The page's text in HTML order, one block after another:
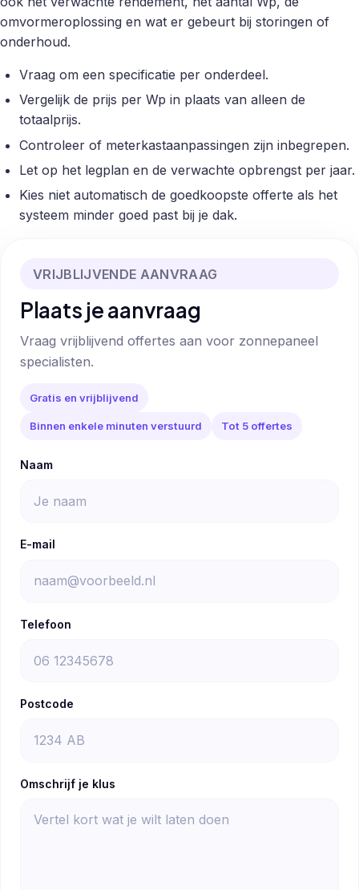
omvormeroplossing en wat er gebeurt bij storingen of
onderhoud.
Vraag om een specificatie per onderdeel.
Vergelijk de prijs per Wp in plaats van alleen de
totaalprijs.
Controleer of meterkastaanpassingen zijn inbegrepen.
Let op het legplan en de verwachte opbrengst per jaar.
Kies niet automatisch de goedkoopste offerte als het
systeem minder goed past bij je dak.
VRIJBLIJVENDE AANVRAAG
Plaats je aanvraag
Vraag vrijblijvend offertes aan voor zonnepaneel
specialisten.
Gratis en vrijblijvend
Binnen enkele minuten verstuurd Tot 5 offertes
Naam
E-mail
Telefoon
Postcode
Omschrijf je klus